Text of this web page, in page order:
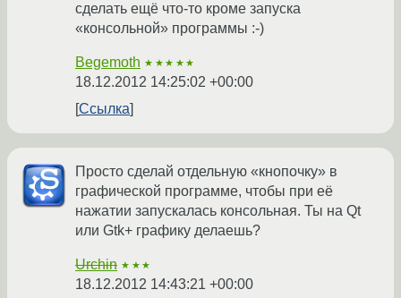
сделать ещё что-то кроме запуска
«консольной» программы :-)
Begemoth ★★★★★
18.12.2012 14:25:02 +00:00
Ссылка
Просто сделай отдельную «кнопочку» в
графической программе, чтобы при её
нажатии запускалась консольная. Ты на Qt
или Gtk+ графику делаешь?
Urchin ★★★
18.12.2012 14:43:21 +00:00